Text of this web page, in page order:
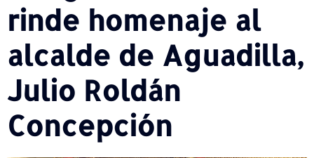
rinde homenaje al
alcalde de Aguadilla,
Julio Roldán
Concepción